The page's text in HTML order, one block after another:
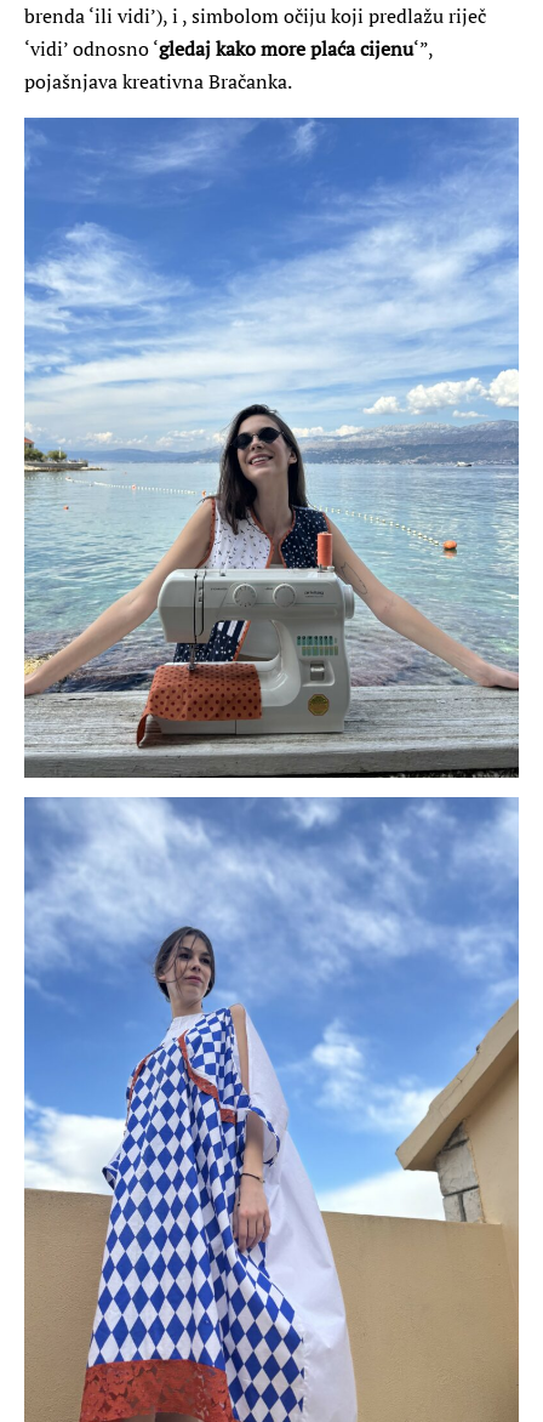
brenda ‘ili vidi’), i , simbolom očiju koji predlažu riječ
‘vidi’ odnosno ‘gledaj kako more plaća cijenu‘”,
pojašnjava kreativna Bračanka.